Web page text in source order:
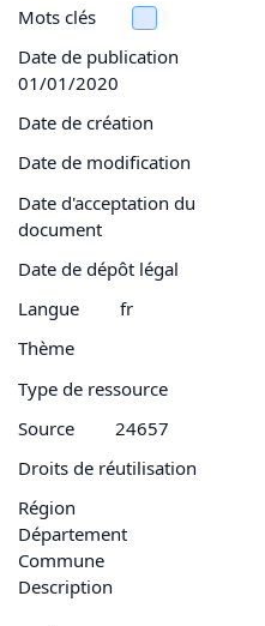
Mots clés
Date de publication
01/01/2020
Date de création
Date de modification
Date d'acceptation du
document
Date de dépôt légal
Langue
fr
Thème
Type de ressource
Source
24657
Droits de réutilisation
Région
Département
Commune
Description